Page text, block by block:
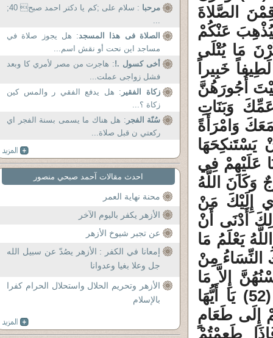
الصَّلاةَ
عَنْكُمْ
تَطْهِيراً (33) وَاذْكُرْنَ مَا يُتْلَى
خَبِيراً
أُجُورَهُنَّ
وَبَنَاتِ
وَامْرَأَةً
يَسْتَنكِحَهَا
عَلَيْهِمْ فِي
وَكَانَ اللَّهُ
إِلَيْكَ مَنْ
أَدْنَى أَنْ
يَعْلَمُ مَا
(51) لا يَحِلُّ لَكَ النِّسَاءُ مِنْ
إِلاَّ مَا
مَلَكَتْ يَمِينُكَ وَكَانَ اللَّهُ عَلَى كُلِّ شَيْءٍ رَقِيباً (52) يَا أَيُّهَا
إِلَى طَعَامٍ
طَعِمْتُمْ
مرحبا
: سلام علی ;کم یا دکتر احمد صبح 40;
...
الصلاة فى هذا المسجد: هل يجوز صلاة في
مساجد اين نحت أو نقش اسم...
أخى كسول .!: هاجرت من مصر لأمري كا وبعد
فشل زواجى عملت...
زكاة الفقير : هل يدفع الفقي ر والمس كين
زكاة ؟...
سُنّة الفجر : هل هناك ما يسمى بسنة الفجر اي
ركعتي ن قبل صلاة...
احدث مقالات آحمد صبحي منصور
محنة نهاية العمر
الأزهر يكفر باليوم الآخر
عن تجبر شيوخ الأزهر
إمعانا في الكفر : الأزهر يصُدّ عن سبيل الله
جل وعلا بغيا وعدوانا
الأزهر وتحريم الحلال واستحلال الحرام كفرا
بالإسلام